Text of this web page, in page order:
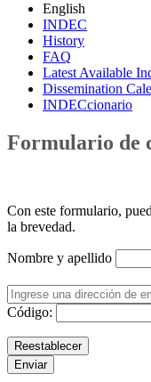
English
INDEC
History
FAQ
Latest Available
Dissemination
INDECcionario
Formulario de
Con este formulario,
la brevedad.
Nombre y apellido
Código: